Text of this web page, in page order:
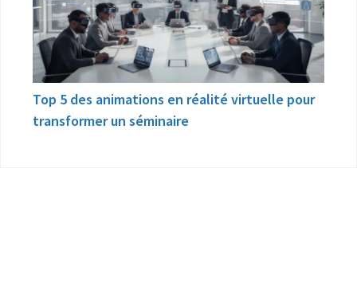
Top 5 des animations en réalité virtuelle pour
transformer un séminaire